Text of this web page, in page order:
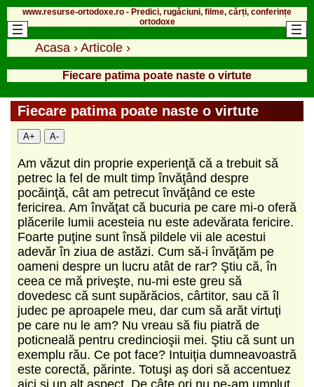
www.resurse-ortodoxe.ro - Predici, rugăciuni, filme, cărți, conferințe
ortodoxe
Acasa › Articole ›
Fiecare patima poate naste o virtute
Fiecare patima poate naste o virtute
A+ A-
Am văzut din proprie experienţă că a trebuit să
petrec la fel de mult timp învăţând despre
pocăinţă, cât am petrecut învăţând ce este
fericirea. Am învăţat că bucuria pe care mi-o oferă
plăcerile lumii acesteia nu este adevărata fericire.
Foarte puţine sunt însă pildele vii ale acestui
adevăr în ziua de astăzi. Cum să-i învăţăm pe
oameni despre un lucru atât de rar? Ştiu că, în
ceea ce mă priveşte, nu-mi este greu să
dovedesc că sunt supărăcios, cârtitor, sau că îl
judec pe aproapele meu, dar cum să arăt virtuţi
pe care nu le am? Nu vreau să fiu piatră de
poticneală pentru credincioşii mei. Ştiu că sunt un
exemplu rău. Ce pot face? Intuiţia dumneavoastră
este corectă, părinte. Totuşi aş dori să accentuez
aici şi un alt aspect. De câte ori nu ne-am umplut